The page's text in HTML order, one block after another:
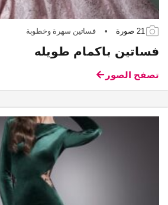
21 صورة • فساتين سهرة وخطوبة
فساتين باكمام طويله
تصفح الصور